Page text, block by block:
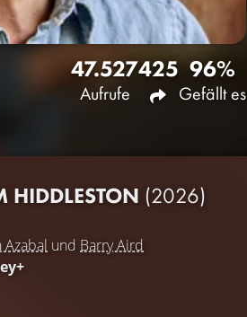
47.527
Aufrufe
425 96%
Gefällt es
HIDDLESTON (2026)
Azabal und Barry Aird